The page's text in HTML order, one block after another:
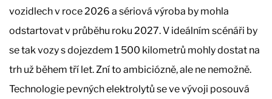
vozidlech v roce 2026 a sériová výroba by mohla
odstartovat v průběhu roku 2027. V ideálním scénáři by
se tak vozy s dojezdem 1 500 kilometrů mohly dostat na
trh už během tří let. Zní to ambiciózně, ale ne nemožně.
Technologie pevných elektrolytů se ve vývoji posouvá